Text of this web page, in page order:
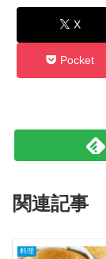
X
Pocket
関連記事
料理